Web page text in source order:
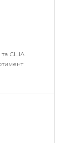
та США.